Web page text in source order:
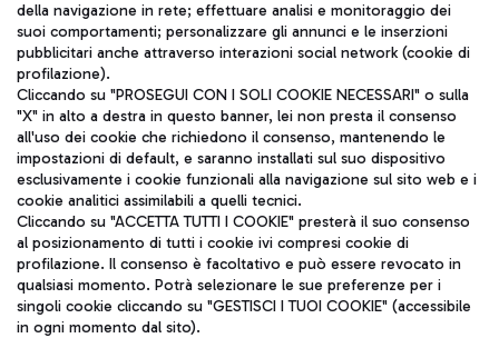
ITA
Aeroporti di Roma S.p.A. - Società soggetta a direzione e
coordinamento di Mundys S.p.A.
Codice fiscale e Registro delle Imprese di Roma 13032990155 P.
IVA 06572251004
Capitale sociale 62.224.743,00 int. vers.
Sede legale: Via Pier Paolo Racchetti 1 - 00054 Fiumicino (RM)
della navigazione in rete; effettuare analisi e monitoraggio dei
suoi comportamenti; personalizzare gli annunci e le inserzioni
pubblicitari anche attraverso interazioni social network (cookie di
profilazione).
Cliccando su "PROSEGUI CON I SOLI COOKIE NECESSARI" o sulla
"X" in alto a destra in questo banner, lei non presta il consenso
all'uso dei cookie che richiedono il consenso, mantenendo le
impostazioni di default, e saranno installati sul suo dispositivo
esclusivamente i cookie funzionali alla navigazione sul sito web e i
cookie analitici assimilabili a quelli tecnici.
Cliccando su "ACCETTA TUTTI I COOKIE" presterà il suo consenso
al posizionamento di tutti i cookie ivi compresi cookie di
profilazione. Il consenso è facoltativo e può essere revocato in
qualsiasi momento. Potrà selezionare le sue preferenze per i
singoli cookie cliccando su "GESTISCI I TUOI COOKIE" (accessibile
in ogni momento dal sito).